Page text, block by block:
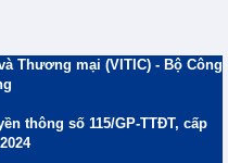
Thương mại (VITIC) - Bộ Công
thông số 115/GP-TTĐT, cấp